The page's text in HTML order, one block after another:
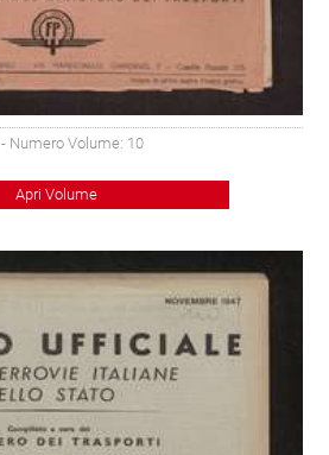
- Numero Volume: 10
Apri Volume